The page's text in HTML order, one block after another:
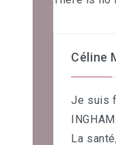
Céline
Je suis
La